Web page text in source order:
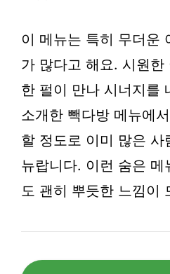
이 메뉴는 특히 무더운
가 많다고 해요. 시원한
한 펄이 만나 시너지를
소개한 빽다방 메뉴에
할 정도로 이미 많은 사
뉴랍니다. 이런 숨은 메
도 괜히 뿌듯한 느낌이